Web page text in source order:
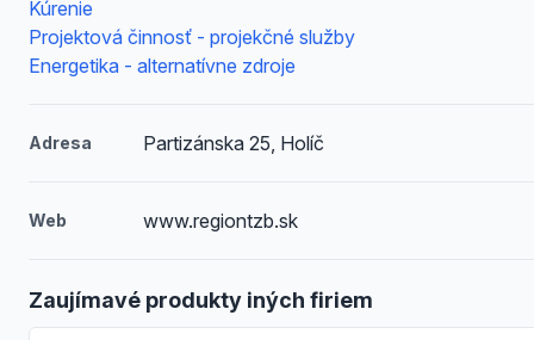
Kúrenie
Projektová činnosť - projekčné služby
Energetika - alternatívne zdroje
Adresa Partizánska 25, Holíč
Web www.regiontzb.sk
Zaujímavé produkty iných firiem